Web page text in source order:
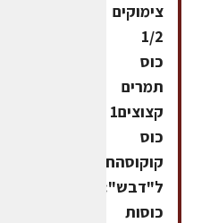
צימוקים
1/2
כוס
תמרים
קצוצים1
כוס
קוקוסהחומרים
כוסות